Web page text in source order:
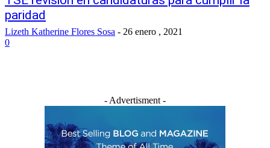
paridad
Lizeth Katherine Flores Sosa - 26 enero , 2021
0
- Advertisment -